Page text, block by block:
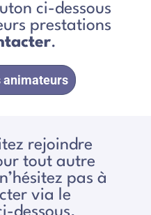
ci-dessous
prestations
.
animateurs
rejoindre
tout autre
pas à
via le